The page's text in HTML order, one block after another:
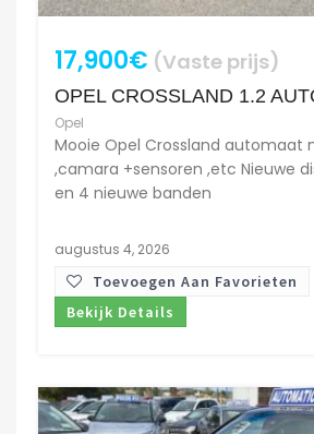
17,900€ (Vaste prijs)
OPEL CROSSLAND 1.2
Opel
Mooie Opel Crossland automaat
,camara +sensoren ,etc Nieuwe
en 4 nieuwe banden
augustus 4, 2026
Toevoegen Aan Favorieten
Bekijk Details